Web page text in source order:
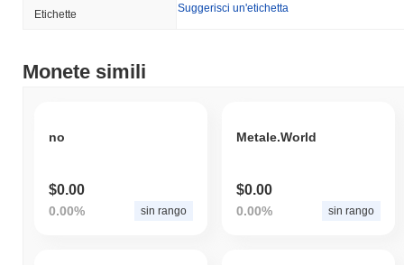
Etichette Suggerisci un'etichetta
Monete simili
no
$0.00
0.00% sin rango
Metale.World
$0.00
0.00% sin rango